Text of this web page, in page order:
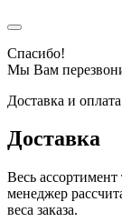
Спасибо!
Мы Вам
Доставка и оплата
Доставка
Весь ассортимент
менеджер
веса заказа.